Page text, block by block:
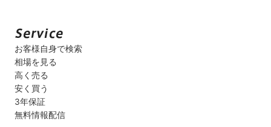
お客様自身で検索
相場を見る
高く売る
安く買う
3年保証
無料情報配信